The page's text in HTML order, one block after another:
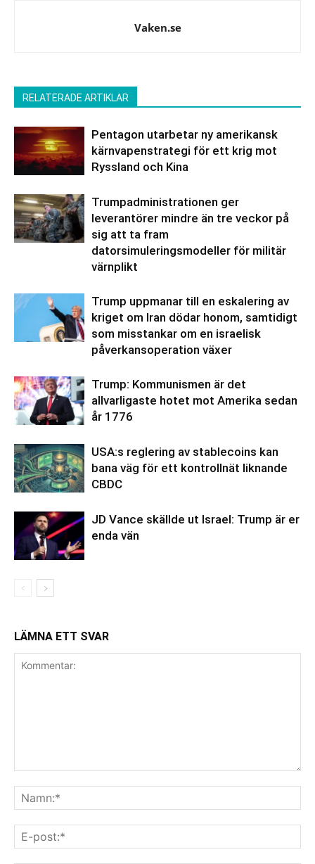
Vaken.se
RELATERADE ARTIKLAR
Pentagon utarbetar ny amerikansk
kärnvapenstrategi för ett krig mot
Ryssland och Kina
Trumpadministrationen ger
leverantörer mindre än tre veckor på
sig att ta fram
datorsimuleringsmodeller för militär
värnplikt
Trump uppmanar till en eskalering av
kriget om Iran dödar honom, samtidigt
som misstankar om en israelisk
påverkansoperation växer
Trump: Kommunismen är det
allvarligaste hotet mot Amerika sedan
år 1776
USA:s reglering av stablecoins kan
bana väg för ett kontrollnät liknande
CBDC
JD Vance skällde ut Israel: Trump är er
enda vän
LÄMNA ETT SVAR